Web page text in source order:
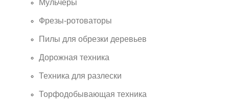
Мульчеры
Фрезы-ротоваторы
Пилы для обрезки деревьев
Дорожная техника
Техника для разлески
Торфодобывающая техника